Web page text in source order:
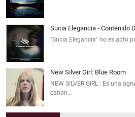
Sucia Elegancia - Contenido
"Sucia Elegancia" no es apto
New Silver Girl: Blue Room
NEW SILVER GIRL : Es una
canon…